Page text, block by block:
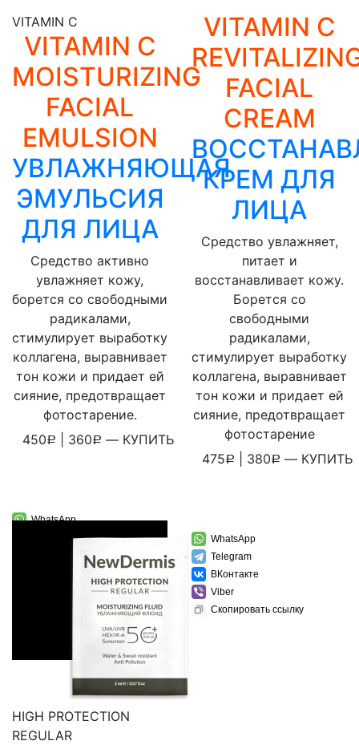
VITAMIN C
VITAMIN C
MOISTURIZING
FACIAL
EMULSION
УВЛАЖНЯЮЩАЯ
ЭМУЛЬСИЯ
ДЛЯ ЛИЦА
Средство активно
увлажняет кожу,
борется со свободными
радикалами,
стимулирует выработку
коллагена, выравнивает
тон кожи и придает ей
сияние, предотвращает
фотостарение.
450Р 360Р — КУПИТЬ
WhatsApp
Скопировать ссылку
VITAMIN C
FACIAL
CREAM
КРЕМ ДЛЯ
ЛИЦА
Средство увлажняет,
питает и
восстанавливает кожу.
Борется со
свободными
радикалами,
стимулирует выработку
коллагена, выравнивает
тон кожи и придает ей
сияние, предотвращает
фотостарение
475Р 380Р — КУПИТЬ
WhatsApp
Telegram
ВКонтакте
Viber
Скопировать ссылку
HIGH PROTECTION
REGULAR